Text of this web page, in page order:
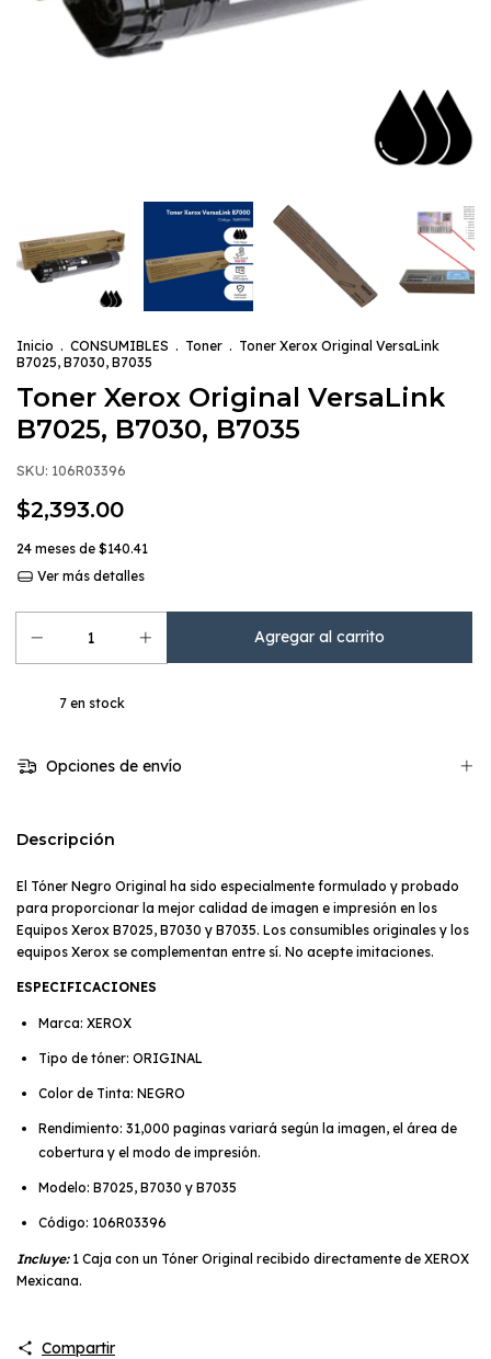
Inicio . CONSUMIBLES . Toner . Toner Xerox Original VersaLink
B7025, B7030, B7035
Toner Xerox Original VersaLink
B7025, B7030, B7035
SKU: 106R03396
$2,393.00
24 meses de $140.41
Ver más detalles
7en stock
Opciones de envío
Descripción
El Tóner Negro Original ha sido especialmente formulado y probado
para proporcionar la mejor calidad de imagen e impresión en los
Equipos Xerox B7025, B7030 y B7035. Los consumibles originales y los
equipos Xerox se complementan entre sí. No acepte imitaciones.
ESPECIFICACIONES
Marca: XEROX
Tipo de tóner: ORIGINAL
Color de Tinta: NEGRO
Rendimiento: 31,000 paginas variará según la imagen, el área de
cobertura y el modo de impresión.
Modelo: B7025, B7030 y B7035
Código: 106R03396
Incluye:1 Caja con un Tóner Original recibido directamente de XEROX
Mexicana.
Compartir